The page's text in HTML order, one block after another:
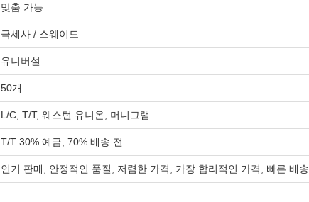
맞춤 가능
극세사 / 스웨이드
유니버설
50개
L/C, T/T, 웨스턴 유니온, 머니그램
T/T 30% 예금, 70% 배송 전
인기 판매, 안정적인 품질, 저렴한 가격, 가장 합리적인 가격, 빠른 배송